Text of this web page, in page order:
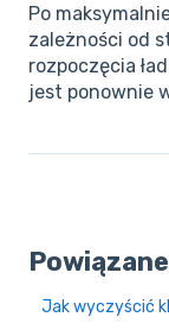
Po
zależności od
rozpoczęcia
jest ponownie
Jak wyczyścić